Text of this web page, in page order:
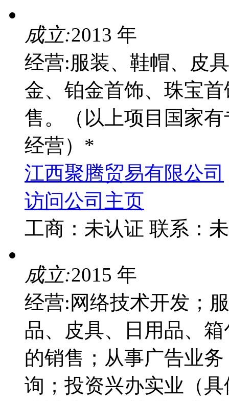
成立:2013 年
经营:服装、鞋帽、皮
金、铂金首饰、珠宝
售。（以上项目国家
经营）*
江西聚腾贸易有限公司
访问公司主页
工商： 未认证 联系：
成立:2015 年
经营:网络技术开发；
品、皮具、日用品、
的销售；从事广告业
询；投资兴办实业（